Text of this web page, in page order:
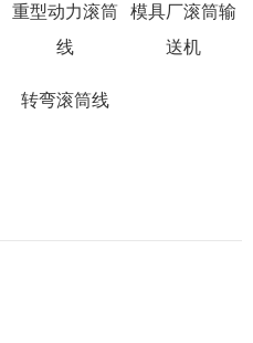
重型动力滚筒
线
模具厂滚筒输
送机
转弯滚筒线